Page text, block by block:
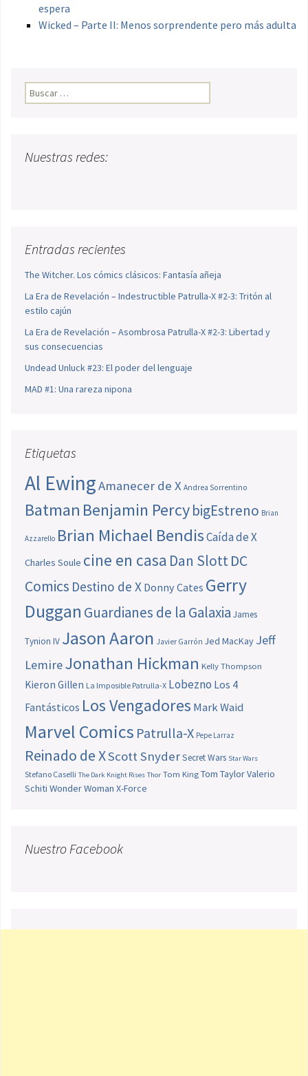
espera
Wicked – Parte II: Menos sorprendente pero más adulta
Buscar:
Nuestras redes:
Entradas recientes
The Witcher. Los cómics clásicos: Fantasía añeja
La Era de Revelación – Indestructible Patrulla-X #2-3: Tritón al
estilo cajún
La Era de Revelación – Asombrosa Patrulla-X #2-3: Libertad y
sus consecuencias
Undead Unluck #23: El poder del lenguaje
MAD #1: Una rareza nipona
Etiquetas
Al EwingAmanecer de X Andrea Sorrentino
Batman Benjamin PercybigEstreno Brian
Azzarello Brian Michael BendisCaída de X
Charles Soule cine en casa Dan SlottDC
Comics Destino de X Donny Cates Gerry
Duggan Guardianes de la Galaxia James
Tynion IV Jason Aaron Javier Garrón Jed MacKay Jeff
LemireJonathan Hickman Kelly Thompson
Kieron Gillen La Imposible Patrulla-X Lobezno Los 4
Fantásticos Los Vengadores Mark Waid
Marvel Comics Patrulla-X Pepe Larraz
Reinado de XScott SnyderSecret Wars Star Wars
Stefano Caselli The Dark Knight Rises Thor Tom King Tom TaylorValerio
Schiti Wonder Woman X-Force
Nuestro Facebook